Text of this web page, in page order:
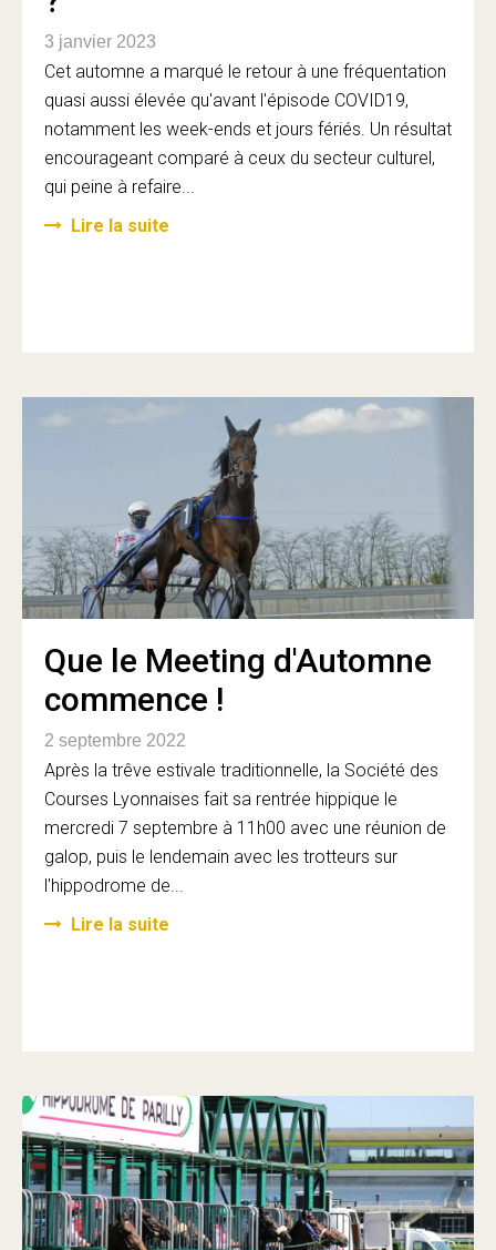
3 janvier 2023
Cet automne a marqué le retour à une fréquentation
quasi aussi élevée qu'avant l'épisode COVID19,
notamment les week-ends et jours fériés. Un résultat
encourageant comparé à ceux du secteur culturel,
qui peine à refaire...
Lire la suite
Que le Meeting d'Automne
commence !
2 septembre 2022
Après la trêve estivale traditionnelle, la Société des
Courses Lyonnaises fait sa rentrée hippique le
mercredi 7 septembre à 11h00 avec une réunion de
galop, puis le lendemain avec les trotteurs sur
l'hippodrome de...
Lire la suite